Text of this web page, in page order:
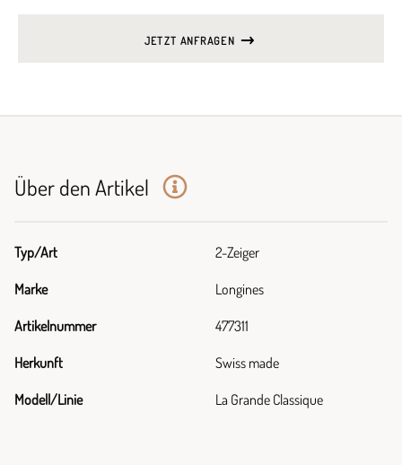
JETZT ANFRAGEN
Über den Artikel
Typ/Art 2-Zeiger
Marke Longines
Artikelnummer 477311
Herkunft Swiss made
Modell/Linie La Grande Classique